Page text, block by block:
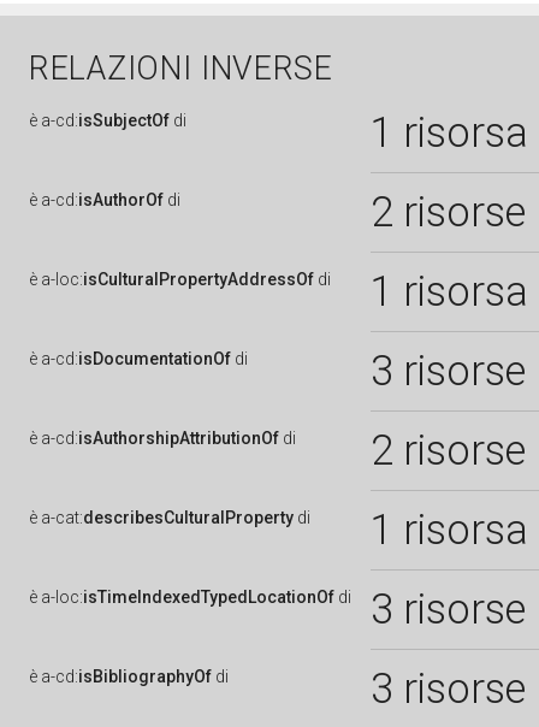
RELAZIONI INVERSE
è a-cd:isSubjectOf di 1 risorsa
è a-cd:isAuthorOf di 2 risorse
è a-loc:isCulturalPropertyAddressOf di 1 risorsa
è a-cd:isDocumentationOf di 3 risorse
è a-cd:isAuthorshipAttributionOf di 2 risorse
è a-cat:describesCulturalProperty di 1 risorsa
è a-loc:isTimeIndexedTypedLocationOf di 3 risorse
è a-cd:isBibliographyOf di 3 risorse